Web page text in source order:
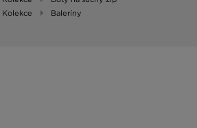
Kolekce
Baleríny